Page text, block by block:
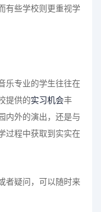
有些学校则更重视学
乐专业的学生往往在
提供的实习机会丰
内外的演出，还是与
过程中获取到实实在
者疑问，可以随时来